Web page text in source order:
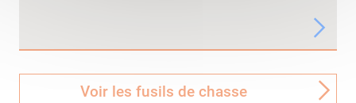
Voir les fusils de chasse